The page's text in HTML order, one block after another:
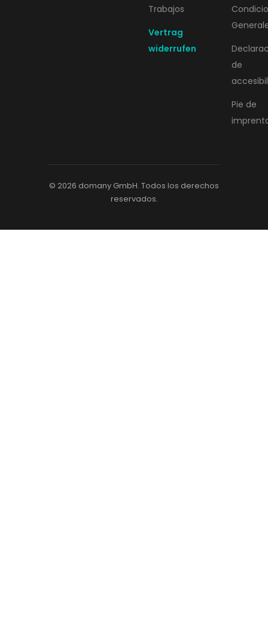
Trabajos
Vertrag
widerrufen
de
Pie de
© 2026 domany GmbH. Todos los derechos
reservados.